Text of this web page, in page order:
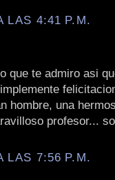
LAS 4:41 P.M.
que te admiro asi
hombre, una
profesor...
LAS 7:56 P.M.